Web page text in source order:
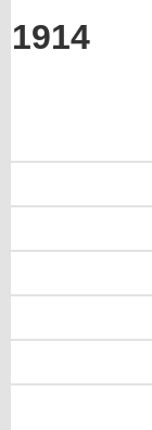
1914